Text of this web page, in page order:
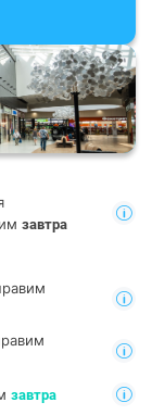
завтра
завтра